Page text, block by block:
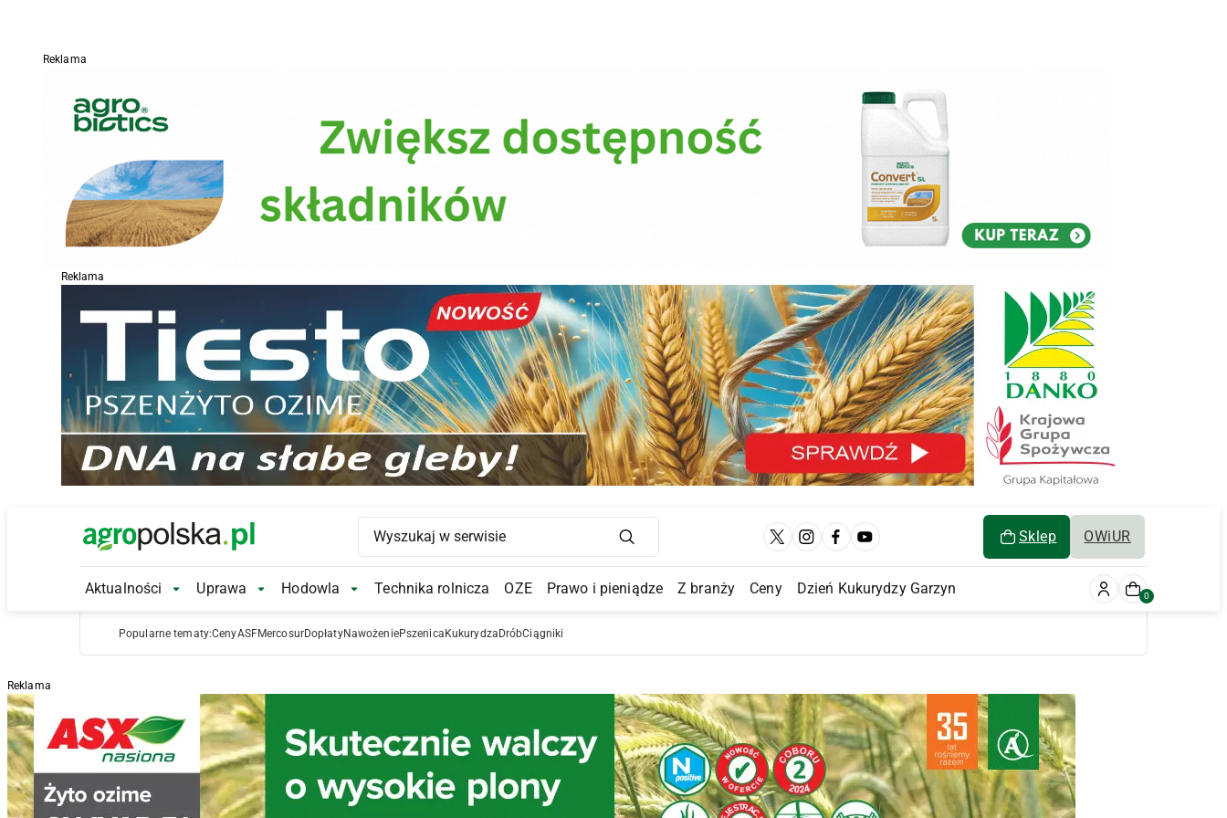
Reklama
Reklama
Main Logo Sklep OWiUR
Main Navigation
Aktualności Aktualności Submenu
Uprawa Uprawa Submenu
Hodowla Hodowla Submenu
Technika rolnicza OZE Prawo i pieniądze Z branży Ceny Dzień Kukurydzy Garzyn 0
Popularne tematy:CenyASFMercosurDopłatyNawożeniePszenica Kukurydza DróbCiągniki
Reklama